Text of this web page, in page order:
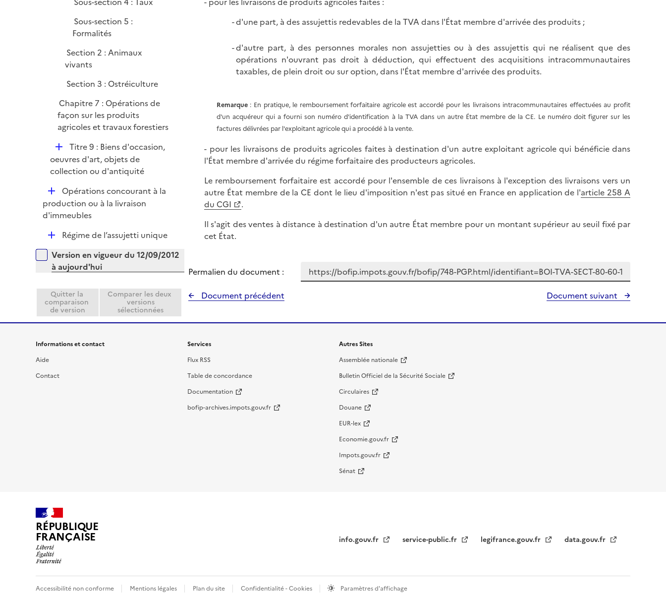
Sous-section 5 :
Formalités
Section 2 : Animaux
vivants
Section 3 : Ostréiculture
Chapitre 7 : Opérations de
façon sur les produits
agricoles et travaux forestiers
D
é
p
i
e
r
Titre 9 : Biens d'occasion,
oeuvres d'art, objets de
collection ou d'antiquité
D
é
p
e
r
Opérations concourant à la
production ou à la livraison
d'immeubles
D
p
l
e
r
Régime de l’assujetti unique
Versions sur la période
Version en vigueur du 12/09/2012
à aujourd'hui
Quitter la
comparaison
de version
Comparer les deux
versions
sélectionnées
d'une part, à des assujettis redevables de la TVA dans l'État membre d'arrivée des produits ;
d'autre part, à des personnes morales non assujetties ou à des assujettis qui ne réalisent que des
opérations n'ouvrant pas droit à déduction, qui effectuent des acquisitions intracommunautaires
taxables, de plein droit ou sur option, dans l'État membre d'arrivée des produits.
Remarque : En pratique, le remboursement forfaitaire agricole est accordé pour les livraisons intracommunautaires effectuées au profit
d'un acquéreur qui a fourni son numéro d'identification à la TVA dans un autre État membre de la CE. Le numéro doit figurer sur les
factures délivrées par l'exploitant agricole qui a procédé à la vente.
- pour les livraisons de produits agricoles faites à destination d'un autre exploitant agricole qui bénéficie dans
l'État membre d'arrivée du régime forfaitaire des producteurs agricoles.
Le remboursement forfaitaire est accordé pour l'ensemble de ces livraisons à l'exception des livraisons vers un
autre État membre de la CE dont le lieu d'imposition n'est pas situé en France en application de l'article 258 A
du CGI
.
Il s'agit des ventes à distance à destination d'un autre État membre pour un montant supérieur au seuil fixé par
cet État.
Permalien du document :
Document précédent
Document suivant
Informations et contact
Aide
Contact
Services
Flux RSS
Table de concordance
Documentation
bofip-archives.impots.gouv.fr
Autres Sites
Assemblée nationale
Bulletin Officiel de la Sécurité Sociale
Circulaires
Douane
EUR-lex
Economie.gouv.fr
Impots.gouv.fr
Sénat
RÉPUBLIQUE
FRANÇAISE info.gouv.fr service-public.fr legifrance.gouv.fr data.gouv.fr
Accessibilité non conforme Mentions légales Plan du site Confidentialité - Cookies Paramètres d'affichage